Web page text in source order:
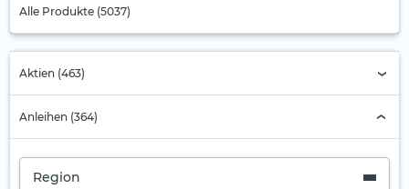
Alle Produkte (5037)
Aktien (463)
Anleihen (364)
Region